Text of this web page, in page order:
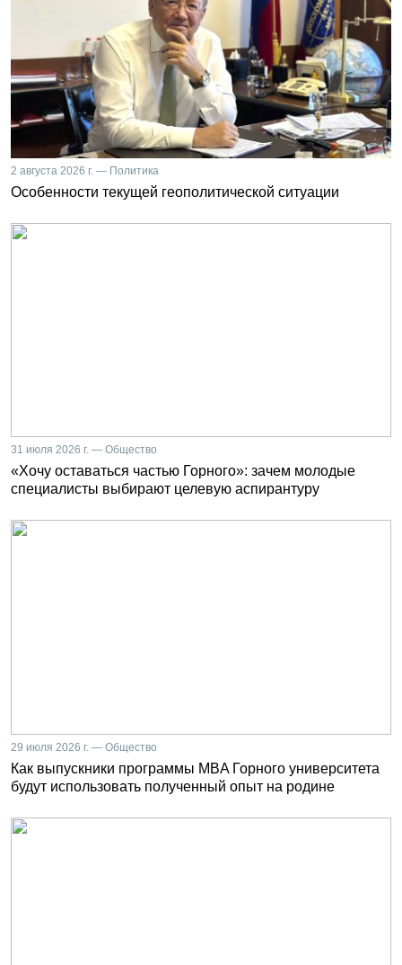
2 августа 2026 г. — Политика
Особенности текущей геополитической ситуации
31 июля 2026 г. — Общество
«Хочу оставаться частью Горного»: зачем молодые
специалисты выбирают целевую аспирантуру
29 июля 2026 г. — Общество
Как выпускники программы MBA Горного университета
будут использовать полученный опыт на родине